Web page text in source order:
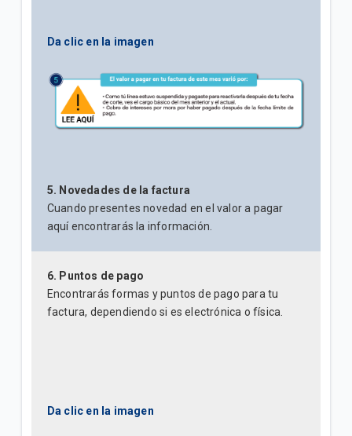
Da clic en la imagen
5. Novedades de la factura
Cuando presentes novedad en el valor a pagar
aquí encontrarás la información.
6. Puntos de pago
Encontrarás formas y puntos de pago para tu
factura, dependiendo si es electrónica o física.
Da clic en la imagen